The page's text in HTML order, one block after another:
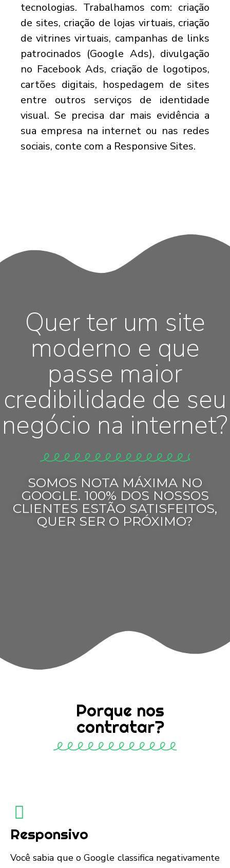
tecnologias. Trabalhamos com: criação
de sites, criação de lojas virtuais, criação
de vitrines virtuais, campanhas de links
patrocinados (Google Ads), divulgação
no Facebook Ads, criação de logotipos,
cartões digitais, hospedagem de sites
entre outros serviços de identidade
visual. Se precisa dar mais evidência a
sua empresa na internet ou nas redes
sociais, conte com a Responsive Sites.
Quer ter um site
moderno e que
passe maior
credibilidade de seu
negócio na internet?
SOMOS NOTA MÁXIMA NO
GOOGLE. 100% DOS NOSSOS
CLIENTES ESTÃO SATISFEITOS,
QUER SER O PRÓXIMO?
Porque nos
contratar?
Responsivo
Você sabia que o Google classifica negativamente